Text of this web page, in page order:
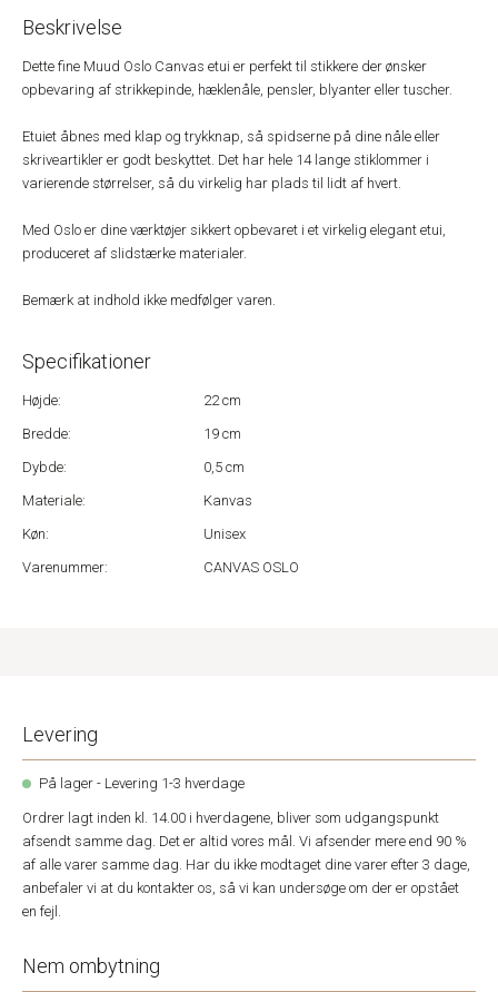
Beskrivelse
Dette fine Muud Oslo Canvas etui er perfekt til stikkere der ønsker
opbevaring af strikkepinde, hæklenåle, pensler, blyanter eller tuscher.
Etuiet åbnes med klap og trykknap, så spidserne på dine nåle eller
skriveartikler er godt beskyttet. Det har hele 14 lange stiklommer i
varierende størrelser, så du virkelig har plads til lidt af hvert.
Med Oslo er dine værktøjer sikkert opbevaret i et virkelig elegant etui,
produceret af slidstærke materialer.
Bemærk at indhold ikke medfølger varen.
Specifikationer
Højde:
22 cm
Bredde:
19 cm
Dybde:
0,5 cm
Materiale:
Kanvas
Køn:
Unisex
Varenummer:
CANVAS OSLO
Levering
På lager - Levering 1-3 hverdage
Ordrer lagt inden kl. 14.00 i hverdagene, bliver som udgangspunkt
afsendt samme dag. Det er altid vores mål. Vi afsender mere end 90 %
af alle varer samme dag. Har du ikke modtaget dine varer efter 3 dage,
anbefaler vi at du kontakter os, så vi kan undersøge om der er opstået
en fejl.
Nem ombytning